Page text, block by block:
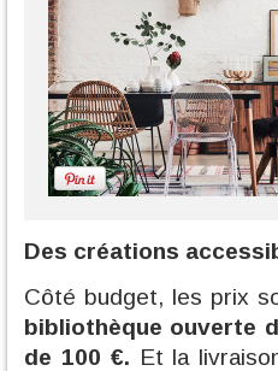
Des créations
Côté budget, les prix
bibliothèque ouverte
de 100 €. Et la